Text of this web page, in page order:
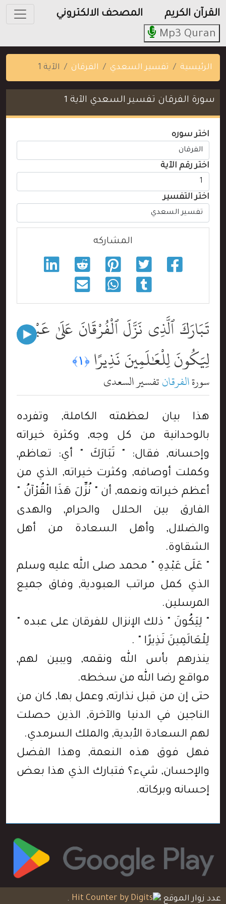
القرآن الكريم المصحف الالكتروني
Mp3 Quran
الرئيسية تفسير السعدي الفرقان الآية 1
سورة الفرقان تفسير السعدي الآية 1
اختر سوره
اختر رقم الآية
اختر التفسير
المشاركه
تَبَارَكَ ٱلَّذِى نَزَّلَ ٱلْفُرْقَانَ عَلَىٰ عَبْدِهِۦ
لِيَكُونَ لِلْعَٰلَمِينَ نَذِيرًا ﴿١﴾
سورةالفرقانتفسير السعدي
هذا بيان لعظمته الكاملة, وتفرده
بالوحدانية من كل وجه, وكثرة خيراته
وإحسانه, فقال: " تَبَارَكَ " أي: تعاظم,
وكملت أوصافه, وكثرت خيراته, الذي من
أعظم خيراته ونعمه, أن " نُزِّلَ هَذَا الْقُرْآنُ "
الفارق بين الحلال والحرام, والهدى
والضلال, وأهل السعادة من أهل
الشقاوة.
" عَلَى عَبْدِهِ " محمد صلى الله عليه وسلم
الذي كمل مراتب العبودية, وفاق جميع
المرسلين.
" لِيَكُونَ " ذلك الإنزال للفرقان على عبده "
لِلْعَالَمِينَ نَذِيرًا " .
ينذرهم بأس الله ونقمه, ويبين لهم,
مواقع رضا الله من سخطه.
حتى إن من قبل نذارته, وعمل بها, كان من
الناجين في الدنيا والآخرة, الذين حصلت
لهم السعادة الأبدية, والملك السرمدي.
فهل فوق هذه النعمة, وهذا الفضل
والإحسان, شيء؟ فتبارك الذي هذا بعض
إحسانه وبركاته.
عدد زوار الموقع .